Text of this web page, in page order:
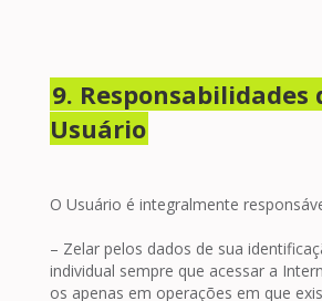
9. Responsabilidades
Usuário
O Usuário é integralmente
– Zelar pelos dados de sua
individual sempre que acessar a
os apenas em operações em que